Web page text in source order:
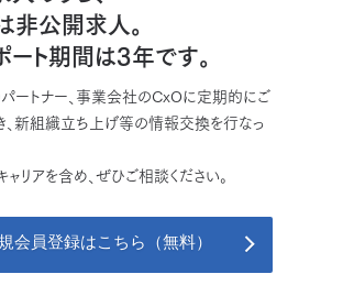
非公開求人。
ート期間は3年です。
パートナー、事業会社のCxOに定期的にご
、新組織立ち上げ等の情報交換を行なっ
リアを含め、ぜひご相談ください。
会員登録はこちら（無料）